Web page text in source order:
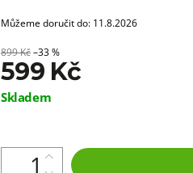
Můžeme doručit do: 11.8.2026
899 Kč–33 %
599 Kč
Měrná
Skladem